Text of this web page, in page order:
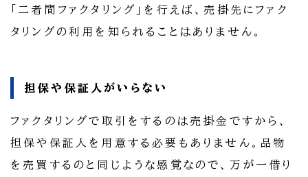
「二者間ファクタリング」を行えば、売掛先にファク
タリングの利用を知られることはありません。
担保や保証人がいらない
ファクタリングで取引をするのは売掛金ですから、
担保や保証人を用意する必要もありません。品物
を売買するのと同じような感覚なので、万が一借り